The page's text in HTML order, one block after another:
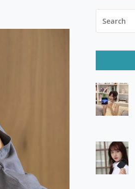
箱評價，AI輕薄商務筆電 Copilot+
影像、持久續航與 IP69K
玻璃、藍寶石鏡頭貼與軍規防摔殼
筆電 開箱 評測
60 冰藍限定版本 開箱 評測
保護的隨身碟或SD卡
版全解析 × 年末優惠，一篇全看懂
Starfish 2 幻彩膠囊投影機｜結合
機械鍵盤與 Mercury X 系列 輕量無
超寬曲面電競螢幕，多工辦公、爽
銷宣告驗證的手機配件品牌
Slogan 海報徵稿活動」好康大放送
薄型磁吸無線急速行動電源 開
裝置 開箱 評測
FOR: